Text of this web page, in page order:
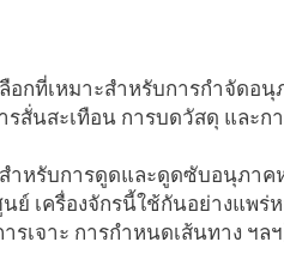
อกที่เหมาะสำหรับการกำจัดอ
สั่นสะเทือน การบดวัสดุ และ
ำหรับการดูดและดูดซับอนุภ
เครื่องจักรนี้ใช้กันอย่างแพร่
รเจาะ การกำหนดเส้นทาง ฯ